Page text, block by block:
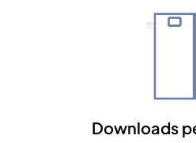
Downloads